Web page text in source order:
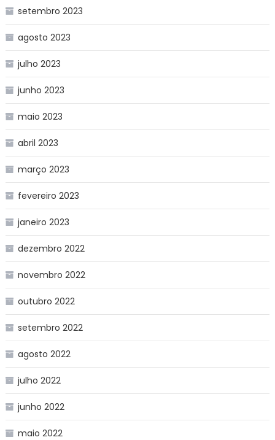
setembro 2023
agosto 2023
julho 2023
junho 2023
maio 2023
abril 2023
março 2023
fevereiro 2023
janeiro 2023
dezembro 2022
novembro 2022
outubro 2022
setembro 2022
agosto 2022
julho 2022
junho 2022
maio 2022